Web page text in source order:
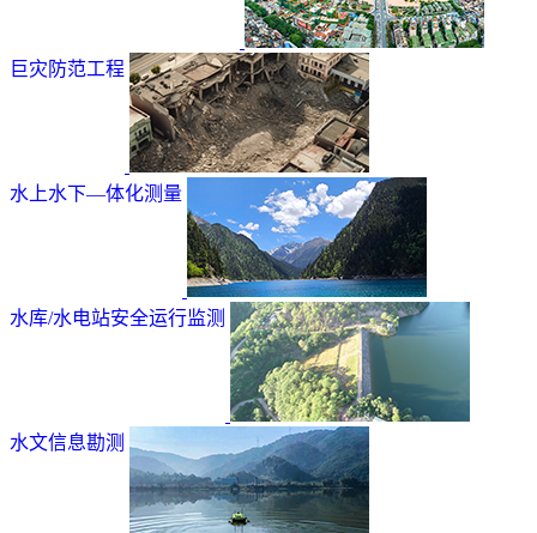
巨灾防范工程
水上水下—体化测量
水库/水电站安全运行监测
水文信息勘测